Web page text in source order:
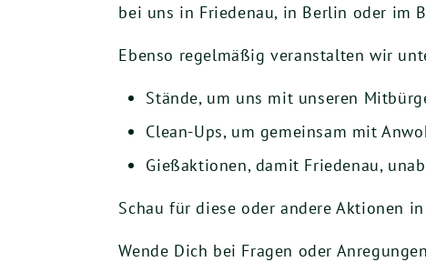
bei uns in Friedenau, in Berlin oder im
Ebenso regelmäßig veranstalten wir
Stände, um uns mit unseren
Clean-Ups, um gemeinsam mit
Gießaktionen, damit Friedenau,
Schau für diese oder andere Aktionen
Wende Dich bei Fragen oder